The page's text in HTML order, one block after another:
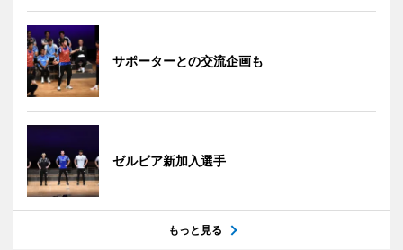
サポーターとの交流企画も
ゼルビア新加入選手
もっと見る